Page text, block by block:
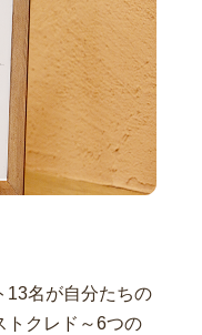
13名が自分たちの
トクレド～6つの